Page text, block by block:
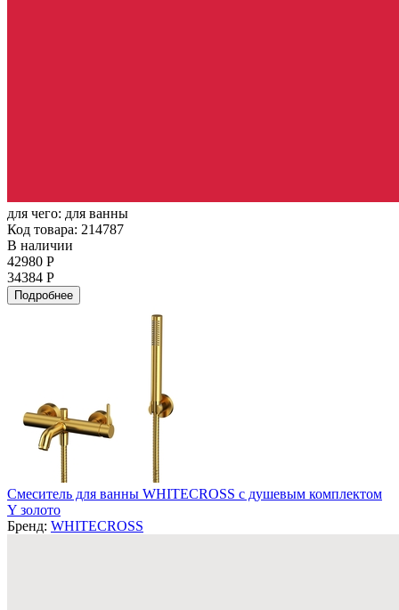
для чего: для ванны
Код товара: 214787
В наличии
42980 Р
34384 Р
Подробнее
Смеситель для ванны WHITECROSS с душевым комплектом
Y золото
Бренд: WHITECROSS